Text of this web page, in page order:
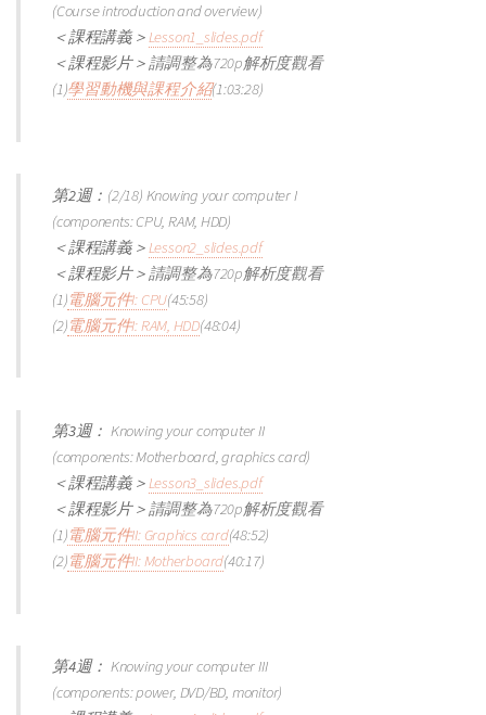
(Course introduction and overview)
＜課程講義＞Lesson1_slides.pdf
＜課程影片＞請調整為720p解析度觀看
(1)學習動機與課程介紹(1:03:28)
第2週： (2/18) Knowing your computer I
(components: CPU, RAM, HDD)
＜課程講義＞ Lesson2_slides.pdf
＜課程影片＞請調整為720p解析度觀看
(1)電腦元件I: CPU(45:58)
(2)電腦元件I: RAM, HDD(48:04)
第3週： Knowing your computer II
(components: Motherboard, graphics card)
＜課程講義＞Lesson3_slides.pdf
＜課程影片＞請調整為720p解析度觀看
(1)電腦元件II: Graphics card(48:52)
(2)電腦元件II: Motherboard(40:17)
第4週： Knowing your computer III
(components: power, DVD/BD, monitor)